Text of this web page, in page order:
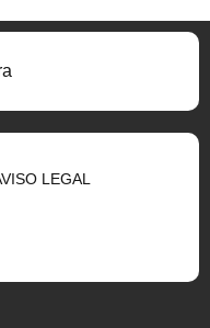
LEGAL